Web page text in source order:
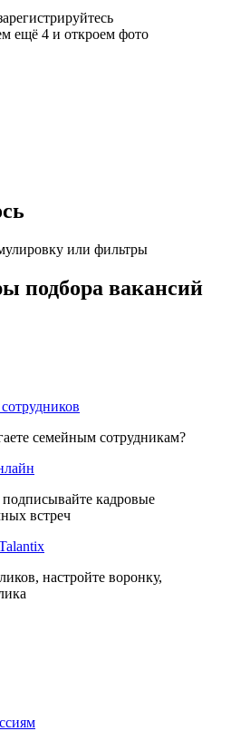
ещё 4 и откроем фото
или фильтры
подбора вакансий
семейным сотрудникам?
кадровые
встреч
настройте воронку,